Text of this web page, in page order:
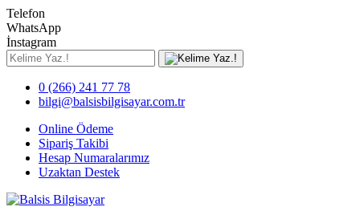
Telefon
WhatsApp
İnstagram
0 (266) 241 77 78
bilgi@balsisbilgisayar.com.tr
Online Ödeme
Sipariş Takibi
Hesap Numaralarımız
Uzaktan Destek